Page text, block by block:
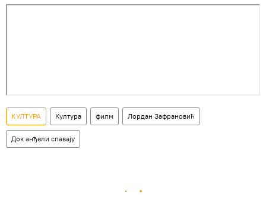
КУЛТУРА Култура филм Лордан Зафрановић
Док анђели спавају